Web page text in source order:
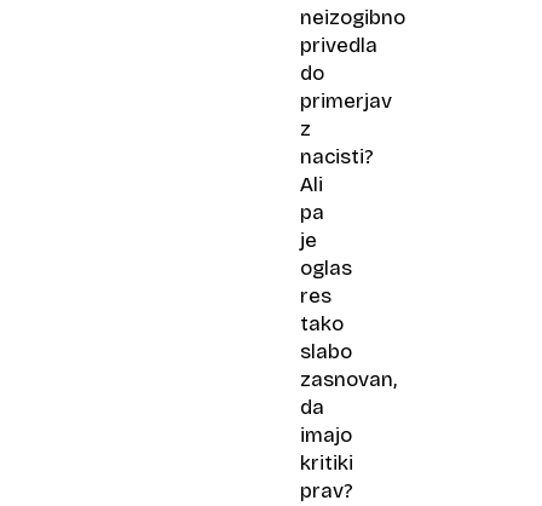
neizogibno
privedla
do
primerjav
z
nacisti?
Ali
pa
je
oglas
res
tako
slabo
zasnovan,
da
imajo
kritiki
prav?